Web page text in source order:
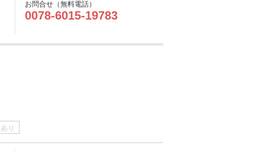
お問合せ（無料電話）
0078-6015-19783
り